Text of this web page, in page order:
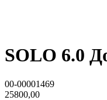
SOLO 6.0
00-00001469
25800,00